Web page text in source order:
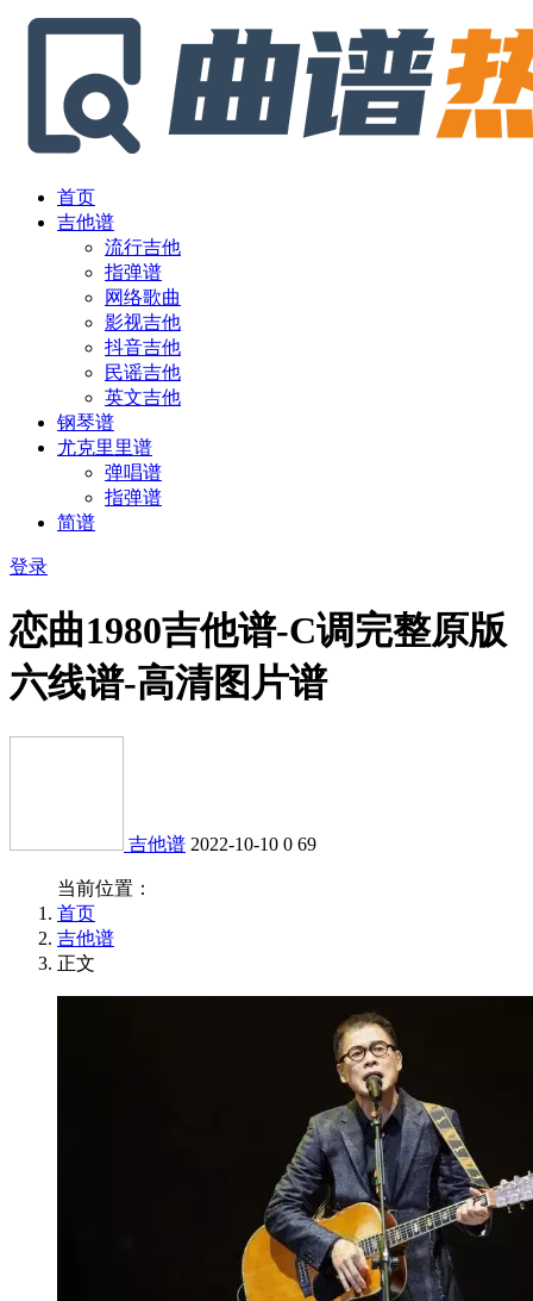
首页
吉他谱
流行吉他
指弹谱
网络歌曲
影视吉他
抖音吉他
民谣吉他
英文吉他
钢琴谱
尤克里里谱
弹唱谱
指弹谱
简谱
登录
恋曲1980吉他谱-C调完整原版
六线谱-高清图片谱
吉他谱 2022-10-10 0 69
当前位置：
首页
吉他谱
正文